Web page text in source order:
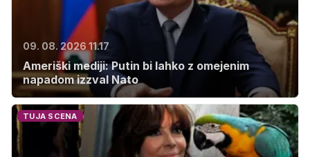
09. 08. 2026 11.17
Ameriški mediji: Putin bi lahko z omejenim
napadom izzval Nato
TUJA SCENA